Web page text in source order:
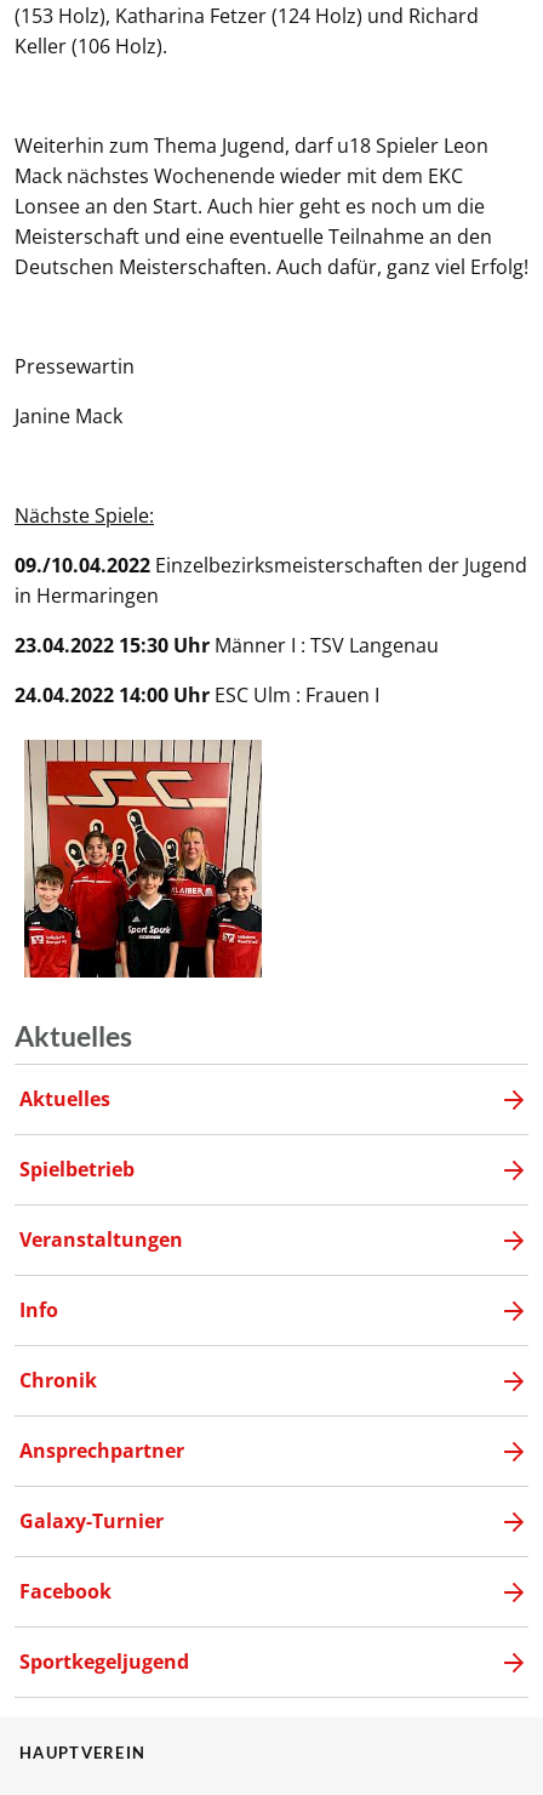
(153 Holz), Katharina Fetzer (124 Holz) und Richard
Keller (106 Holz).
Weiterhin zum Thema Jugend, darf u18 Spieler Leon
Mack nächstes Wochenende wieder mit dem EKC
Lonsee an den Start. Auch hier geht es noch um die
Meisterschaft und eine eventuelle Teilnahme an den
Deutschen Meisterschaften. Auch dafür, ganz viel Erfolg!
Pressewartin
Janine Mack
Nächste Spiele:
09./10.04.2022 Einzelbezirksmeisterschaften der Jugend
in Hermaringen
23.04.2022 15:30 Uhr Männer I : TSV Langenau
24.04.2022 14:00 Uhr ESC Ulm : Frauen I
Aktuelles
Aktuelles
Spielbetrieb
Veranstaltungen
Info
Chronik
Ansprechpartner
Galaxy-Turnier
Facebook
Sportkegeljugend
HAUPTVEREIN